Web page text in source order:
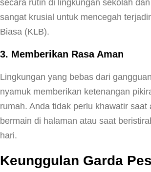
secara rutin di lingkungan sekolah
sangat krusial untuk mencegah
Biasa (KLB).
3. Memberikan Rasa Aman
Lingkungan yang bebas dari
nyamuk memberikan ketenangan
rumah. Anda tidak perlu khawatir saat
bermain di halaman atau saat
hari.
Keunggulan Garda